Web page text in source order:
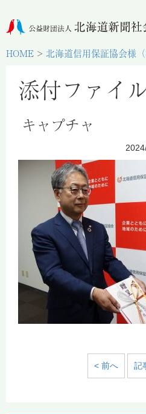
HOME > 北海道信用保証協会様（
添付ファイル
キャプチャ
< 前へ 記